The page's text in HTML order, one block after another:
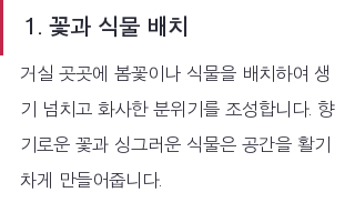
1. 꽃과 식물 배치
거실 곳곳에 봄꽃이나 식물을 배치하여 생
기 넘치고 화사한 분위기를 조성합니다. 향
기로운 꽃과 싱그러운 식물은 공간을 활기
차게 만들어줍니다.